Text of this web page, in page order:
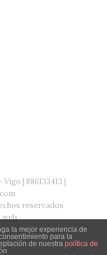
| 886133413 |
reservados
web
la mejor experiencia de
para la
de nuestra política de